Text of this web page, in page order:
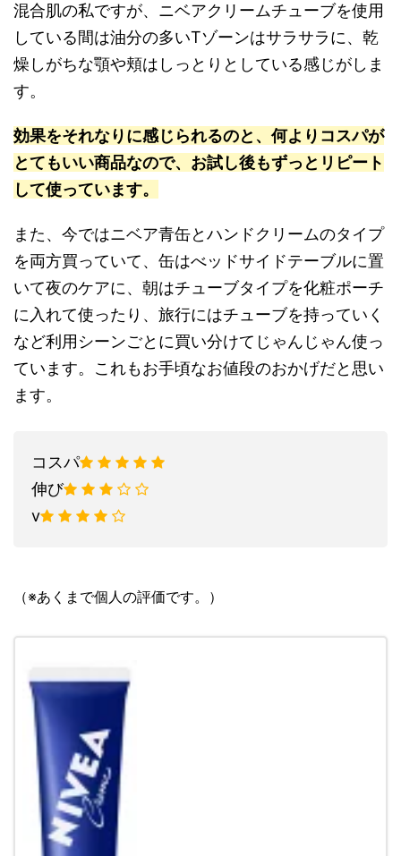
混合肌の私ですが、ニベアクリームチューブを使用
している間は油分の多いTゾーンはサラサラに、乾
燥しがちな顎や頬はしっとりとしている感じがしま
す。
効果をそれなりに感じられるのと、何よりコスパが
とてもいい商品なので、お試し後もずっとリピート
して使っています。
また、今ではニベア青缶とハンドクリームのタイプ
を両方買っていて、缶はべッドサイドテーブルに置
いて夜のケアに、朝はチューブタイプを化粧ポーチ
に入れて使ったり、旅行にはチューブを持っていく
など利用シーンごとに買い分けてじゃんじゃん使っ
ています。これもお手頃なお値段のおかげだと思い
ます。
コスパ
伸び
v
（※あくまで個人の評価です。）